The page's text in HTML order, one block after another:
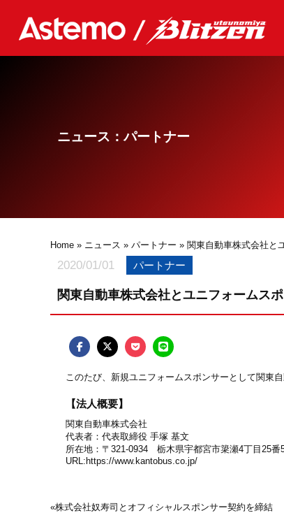
ニュース：パートナー
Home » ニュース » パートナー » 関東自動車株式会社と
2020/01/01 パートナー
関東自動車株式会社とユニフォームス
このたび、新規ユニフォームスポンサーとして関東
【法人概要】
関東自動車株式会社
代表者：代表取締役 手塚 基文
所在地：〒321-0934 栃木県宇都宮市簗瀬4丁目25番
URL: https://www.kantobus.co.jp/
«株式会社奴寿司とオフィシャルスポンサー契約を締結